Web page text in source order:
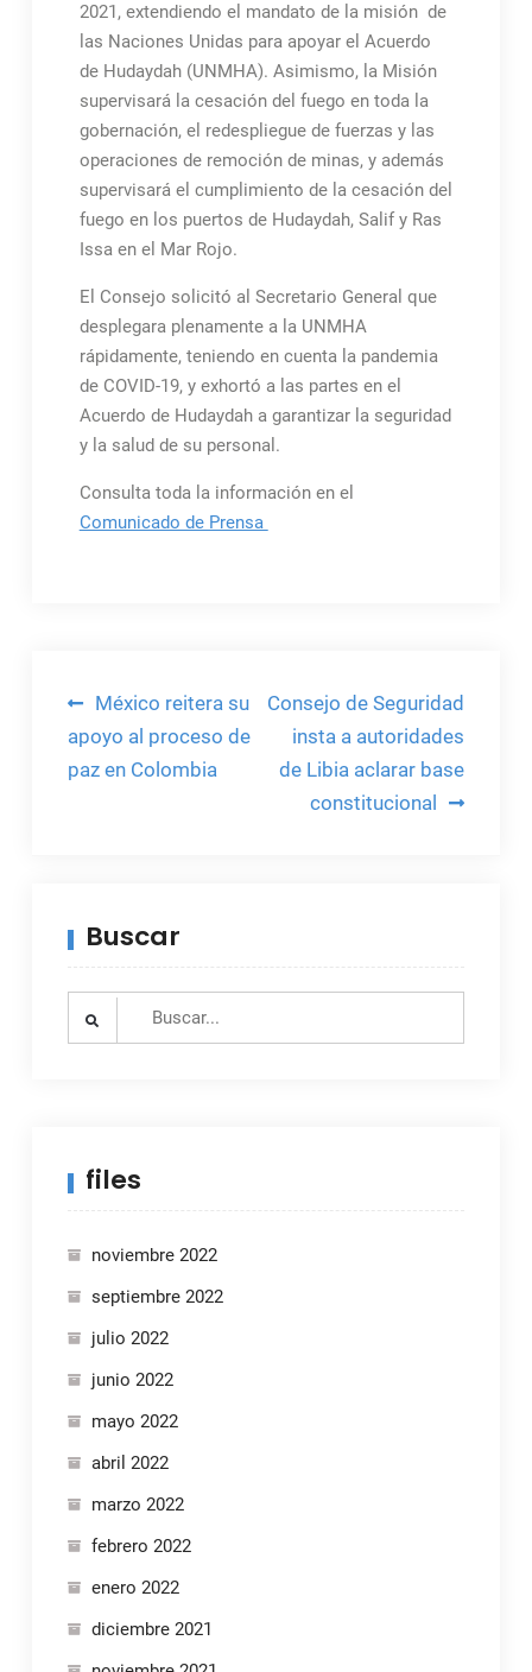
2021, extendiendo el mandato de la misión de
las Naciones Unidas para apoyar el Acuerdo
de Hudaydah (UNMHA). Asimismo, la Misión
supervisará la cesación del fuego en toda la
gobernación, el redespliegue de fuerzas y las
operaciones de remoción de minas, y además
supervisará el cumplimiento de la cesación del
fuego en los puertos de Hudaydah, Salif y Ras
Issa en el Mar Rojo.
El Consejo solicitó al Secretario General que
desplegara plenamente a la UNMHA
rápidamente, teniendo en cuenta la pandemia
de COVID-19, y exhortó a las partes en el
Acuerdo de Hudaydah a garantizar la seguridad
y la salud de su personal.
Consulta toda la información en el
Comunicado de Prensa
Navegación
de
entradas
México reitera su
apoyo al proceso de
paz en Colombia
Consejo de Seguridad
insta a autoridades
de Libia aclarar base
constitucional
Buscar
Search
files
noviembre 2022
septiembre 2022
julio 2022
junio 2022
mayo 2022
abril 2022
marzo 2022
febrero 2022
enero 2022
diciembre 2021